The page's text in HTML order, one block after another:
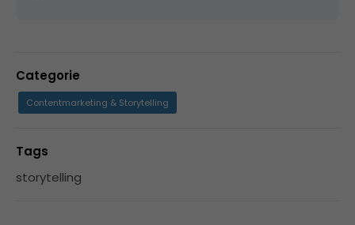
Categorie
Contentmarketing & Storytelling
Tags
storytelling